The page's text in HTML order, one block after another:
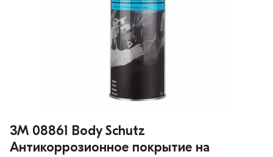
3M 08861 Body Schutz
Антикоррозионное покрытие на